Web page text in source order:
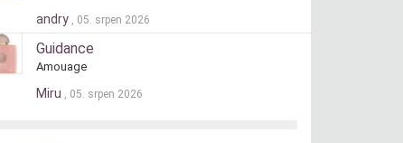
andry , 05. srpen 2026
Guidance
Amouage
Miru , 05. srpen 2026